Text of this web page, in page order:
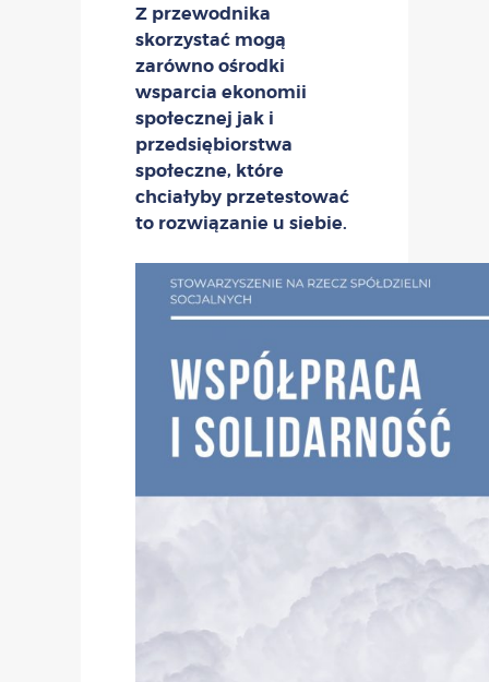
Z przewodnika
skorzystać mogą
zarówno ośrodki
wsparcia ekonomii
społecznej jak i
przedsiębiorstwa
społeczne, które
chciałyby przetestować
to rozwiązanie u siebie.